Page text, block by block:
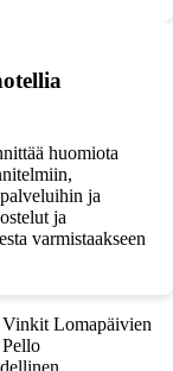
huomiota
ja
ja
varmistaakseen
Vinkit Lomapäivien
Pello